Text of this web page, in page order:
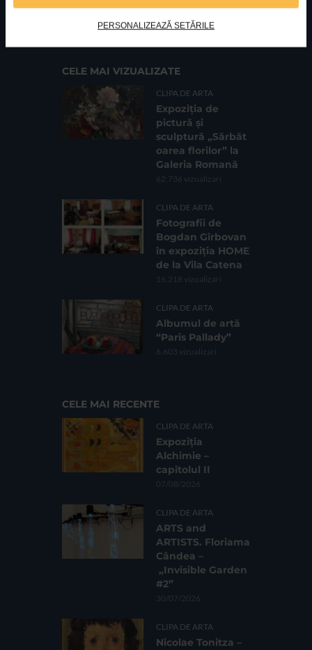
PERSONALIZEAZĂ SETĂRILE
FUNDATIA FILDAS ARTNr inreg registrul special: 4 PJ/ 29.01.2013
Sc. 4, Ap. 197, Sector 2
CELE MAI VIZUALIZATE
CLIPA DE ARTA
Expoziția de
pictură și
sculptură „Sărbăt
oarea florilor” la
Galeria Romană
62.736 vizualizari
CLIPA DE ARTA
Fotografii de
Bogdan Gîrbovan
în expoziția HOME
de la Vila Catena
16.218 vizualizari
CLIPA DE ARTA
Albumul de artă
“Paris Pallady”
6.603 vizualizari
CELE MAI RECENTE
CLIPA DE ARTA
Expoziția
Alchimie –
capitolul II
07/08/2026
CLIPA DE ARTA
ARTS and
ARTISTS. Floriama
Cândea –
„Invisible Garden
#2”
30/07/2026
CLIPA DE ARTA
Nicolae Tonitza –